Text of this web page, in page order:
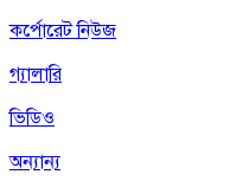
কর্পোরেট নিউজ
গ্যালারি
ভিডিও
অন্যান্য